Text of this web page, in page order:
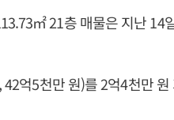
㎡ 21층 매물은 지난 14
억5천만 원)를 2억4천만 원